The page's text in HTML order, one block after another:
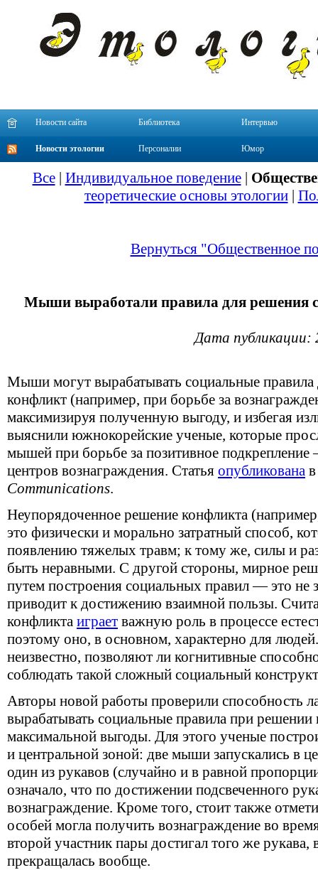
Новости сайта Библиотека Интервью
Новости этологии Персоналии Юмор
Все| Индивидуальное поведение|
теоретические основы этологии|
Вернуться "Общественное
Мыши выработали правила для решения
Дата публикации:
Мыши могут вырабатывать социальные
конфликт (например, при борьбе за
максимизируя полученную выгоду, и избегая
выяснили южнокорейские ученые, которые
мышей при борьбе за позитивное
центров вознаграждения. Статья опубликована
Communications.
Неупорядоченное решение конфликта
это физически и морально затратный способ,
появлению тяжелых травм; к тому же, силы и
быть неравными. С другой стороны, мирное
путем построения социальных правил — это не
приводит к достижению взаимной пользы.
конфликта играет важную роль в процессе
поэтому оно, в основном, характерно для
неизвестно, позволяют ли когнитивные
соблюдать такой сложный социальный
Авторы новой работы проверили способность
вырабатывать социальные правила при
максимальной выгоды. Для этого ученые
и центральной зоной: две мыши запускались в
один из рукавов (случайно и в равной
означало, что по достижении подсвеченного
вознаграждение. Кроме того, стоит также
особей могла получить вознаграждение во
второй участник пары достигал того же рукава,
прекращалась вообще.